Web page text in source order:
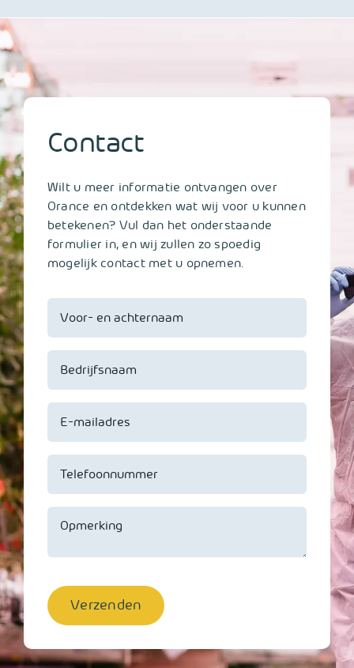
Contact
Wilt u meer informatie ontvangen over
Orance en ontdekken wat wij voor u kunnen
betekenen? Vul dan het onderstaande
formulier in, en wij zullen zo spoedig
mogelijk contact met u opnemen.
Verzenden